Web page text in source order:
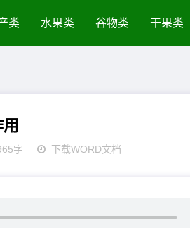
类 水果类 谷物类 干果类
字 下载WORD文档